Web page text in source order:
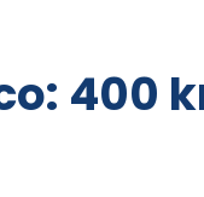
400